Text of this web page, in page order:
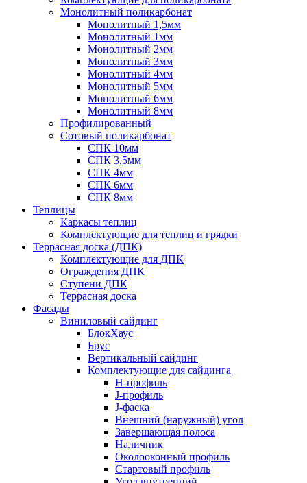
Монолитный поликарбонат
Монолитный 1,5мм
Монолитный 1мм
Монолитный 2мм
Монолитный 3мм
Монолитный 4мм
Монолитный 5мм
Монолитный 6мм
Монолитный 8мм
Профилированный
Сотовый поликарбонат
СПК 10мм
СПК 3,5мм
СПК 4мм
СПК 6мм
СПК 8мм
Теплицы
Каркасы теплиц
Комплектующие для теплиц и грядки
Террасная доска (ДПК)
Комплектующие для ДПК
Ограждения ДПК
Ступени ДПК
Террасная доска
Фасады
Виниловый сайдинг
БлокХаус
Брус
Вертикальный сайдинг
Комплектующие для сайдинга
H-профиль
J-профиль
J-фаска
Внешний (наружный) угол
Завершающая полоса
Наличник
Околооконный профиль
Стартовый профиль